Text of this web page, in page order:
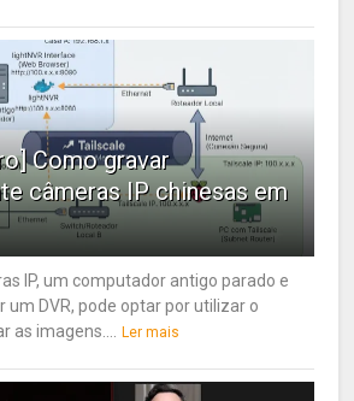
Como gravar
câmeras IP chinesas em
IP, um computador antigo parado e
um DVR, pode optar por utilizar o
as imagens....
Ler mais